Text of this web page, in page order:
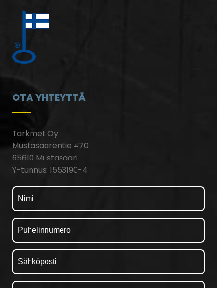
OTA YHTEYTTÄ
Tarkmet Oy
Mustasaarentie 470
65610 Mustasaari
Y-tunnus: 1553190-4